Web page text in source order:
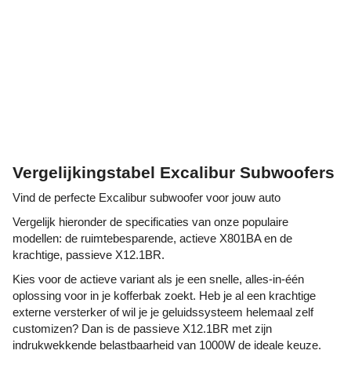
Vergelijkingstabel Excalibur Subwoofers
Vind de perfecte Excalibur subwoofer voor jouw auto
Vergelijk hieronder de specificaties van onze populaire
modellen: de ruimtebesparende, actieve X801BA en de
krachtige, passieve X12.1BR.
Kies voor de actieve variant als je een snelle, alles-in-één
oplossing voor in je kofferbak zoekt. Heb je al een krachtige
externe versterker of wil je je geluidssysteem helemaal zelf
customizen? Dan is de passieve X12.1BR met zijn
indrukwekkende belastbaarheid van 1000W de ideale keuze.